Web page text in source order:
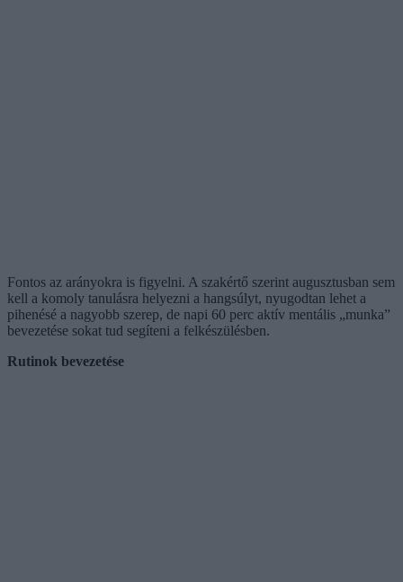
Fontos az arányokra is figyelni. A szakértő szerint augusztusban sem
kell a komoly tanulásra helyezni a hangsúlyt, nyugodtan lehet a
pihenésé a nagyobb szerep, de napi 60 perc aktív mentális „munka”
bevezetése sokat tud segíteni a felkészülésben.
Rutinok bevezetése